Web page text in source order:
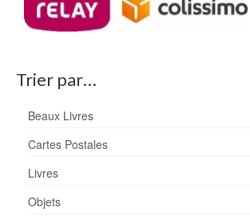
Trier par…
Beaux Livres
Cartes Postales
Livres
Objets